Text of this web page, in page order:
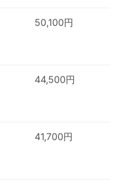
50,100円
44,500円
41,700円